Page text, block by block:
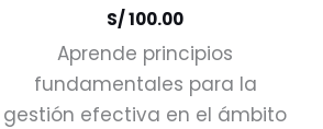
S/100.00
Aprende principios
fundamentales para la
gestión efectiva en el ámbito